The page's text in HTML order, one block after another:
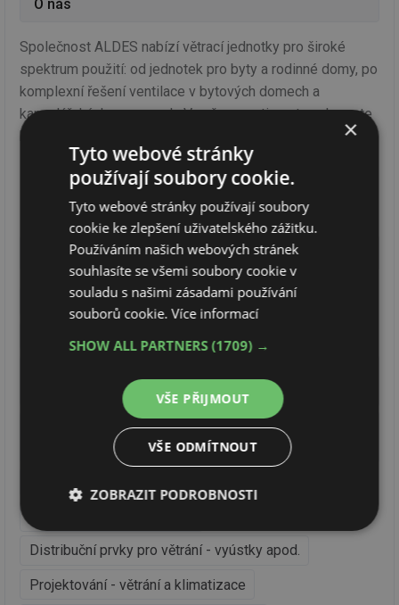
O nás
Společnost ALDES nabízí větrací jednotky pro široké
spektrum použití: od jednotek pro byty a rodinné domy, po
komplexní řešení ventilace v bytových domech a
kancelářských provozech. V našem sortimentu naleznete
kompletní portfolio výrobků pro ventilaci Vašeho objektu.
Provádíme návrh, prodej, montáž a záruční i pozáruční
Obory činnosti ALDES
Systémy řízeného větrání pro rodinné domy
Velké větrací a klimatizační jednotky pro budovy a
Distribuční prvky pro větrání - vyústky apod.
Projektování - větrání a klimatizace
×
Tyto webové stránky
používají soubory cookie.
Tyto webové stránky používají soubory
cookie ke zlepšení uživatelského zážitku.
Používáním našich webových stránek
souhlasíte se všemi soubory cookie v
souladu s našimi zásadami používání
souborů cookie.Více informací
SHOW ALL PARTNERS(1709) →
VŠE PŘIJMOUT
VŠE ODMÍTNOUT
ZOBRAZIT PODROBNOSTI
Nezbytně
nutné
soubory
Výkonové
soubory
Soubory
cílení